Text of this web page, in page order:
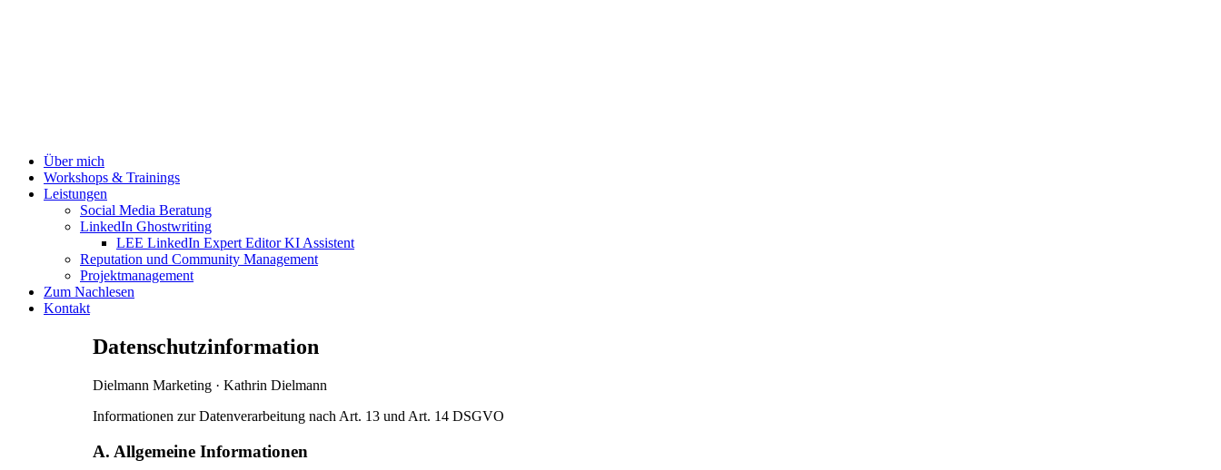
Über mich
Workshops & Trainings
Leistungen
Social Media Beratung
LinkedIn Ghostwriting
LEE LinkedIn Expert Editor KI Assistent
Reputation und Community Management
Projektmanagement
Zum Nachlesen
Kontakt
Datenschutzinformation
Diel­mann Mar­ke­ting · Kath­rin Diel­mann
Infor­ma­tio­nen zur Daten­ver­ar­bei­tung nach Art. 13 und Art. 14 DSGVO
A. Allgemeine Informationen